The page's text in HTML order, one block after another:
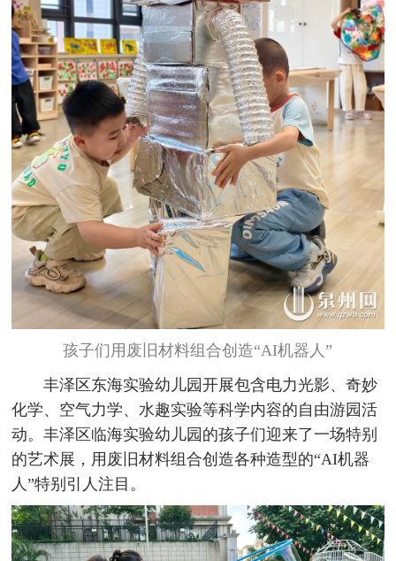
孩子们用废旧材料组合创造“AI机器人”
丰泽区东海实验幼儿园开展包含电力光影、奇妙
化学、空气力学、水趣实验等科学内容的自由游园活
动。丰泽区临海实验幼儿园的孩子们迎来了一场特别
的艺术展，用废旧材料组合创造各种造型的“AI机器
人”特别引人注目。